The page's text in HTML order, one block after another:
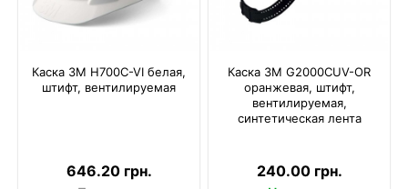
Каска 3M H700C-VI белая,
штифт, вентилируемая
646.20 грн.
Каска 3M G2000CUV-OR
оранжевая, штифт,
вентилируемая,
синтетическая лента
240.00 грн.